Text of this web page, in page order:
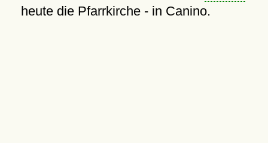
heute die Pfarrkirche - in Canino.